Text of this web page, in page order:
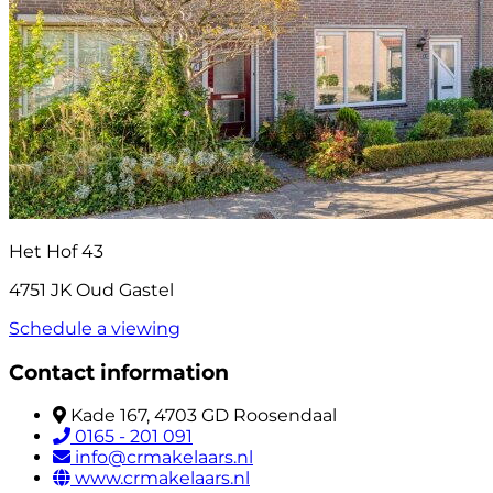
Het Hof 43
4751 JK Oud Gastel
Schedule a viewing
Contact information
Kade 167, 4703 GD Roosendaal
0165 - 201 091
info@crmakelaars.nl
www.crmakelaars.nl